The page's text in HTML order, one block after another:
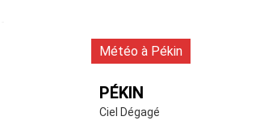
Météo à Pékin
PÉKIN
Ciel Dégagé